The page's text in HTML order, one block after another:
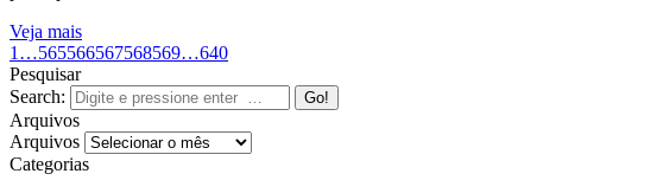
Veja mais
1 …565566567568569…640
Pesquisar
Search:
Arquivos
Arquivos
Categorias